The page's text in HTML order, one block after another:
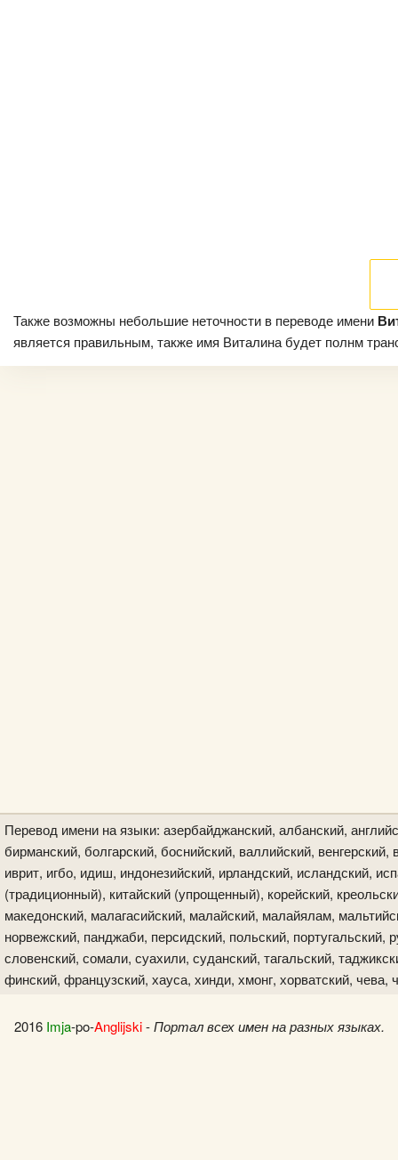
Также возможны небольшие неточности в переводе имени
является правильным, также имя Виталина будет полнм
Перевод имени на языки: азербайджанский, албанский,
бирманский, болгарский, боснийский, валлийский, венгерский,
иврит, игбо, идиш, индонезийский, ирландский, исландский,
(традиционный), китайский (упрощенный), корейский,
македонский, малагасийский, малайский, малайялам,
норвежский, панджаби, персидский, польский, португальский,
словенский, сомали, суахили, суданский, тагальский,
финский, французский, хауса, хинди, хмонг, хорватский,
2016 Imja-po-Anglijski-Портал всех имен на разных языках.